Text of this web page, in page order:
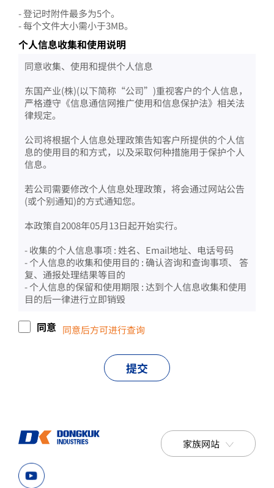
- 登记时附件最多为5个。
- 每个文件大小需小于3MB。
个人信息收集和使用说明
同意收集、使用和提供个人信息
东国产业(株)(以下简称“公司”)重视客户的个人信息，
严格遵守《信息通信网推广使用和信息保护法》相关法
律规定。
公司将根据个人信息处理政策告知客户所提供的个人信
息的使用目的和方式，以及采取何种措施用于保护个人
信息。
若公司需要修改个人信息处理政策，将会通过网站公告
(或个别通知)的方式通知您。
本政策自2008年05月13日起开始实行。
- 收集的个人信息事项 : 姓名、Email地址、电话号码
- 个人信息的收集和使用目的 : 确认咨询和查询事项、 答
复、通报处理结果等目的
- 个人信息的保留和使用期限 : 达到个人信息收集和使用
目的后一律进行立即销毁
同意 同意后方可进行查询
提交
家族网站